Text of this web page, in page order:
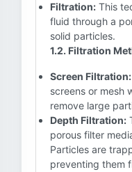
Filtration: This
fluid through a
solid particles.
1.2. Filtration
Screen Filtration:
screens or mesh
remove large
Depth Filtration:
porous filter
Particles are
preventing them